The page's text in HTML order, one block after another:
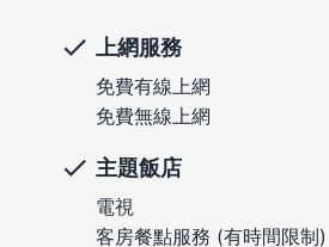
上網服務
免費有線上網
免費無線上網
主題飯店
電視
客房餐點服務 (有時間限制)